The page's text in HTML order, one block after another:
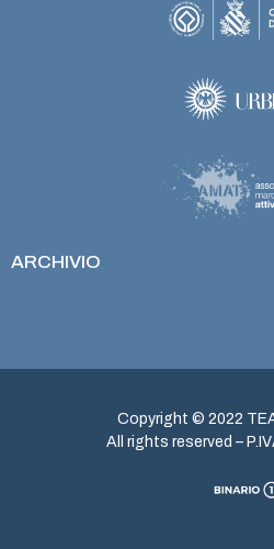
ARCHIVIO
Copyright © 2022
All rights reserved –